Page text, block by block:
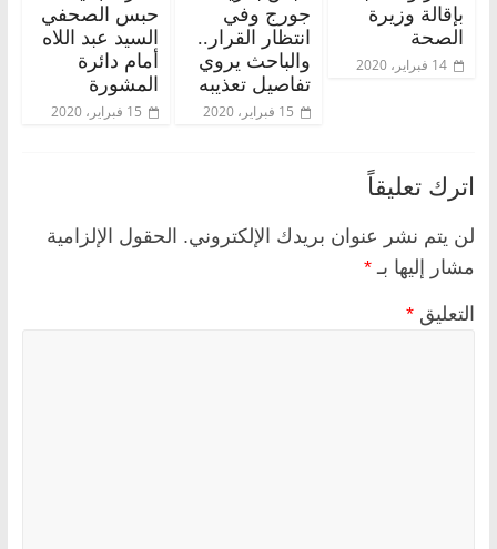
بإقالة وزيرة
الصحة
14 فبراير، 2020
جورج وفي
انتظار القرار..
والباحث يروي
تفاصيل تعذيبه
15 فبراير، 2020
حبس الصحفي
السيد عبد اللاه
أمام دائرة
المشورة
15 فبراير، 2020
اترك تعليقاً
لن يتم نشر عنوان بريدك الإلكتروني. الحقول الإلزامية
مشار إليها بـ *
التعليق *